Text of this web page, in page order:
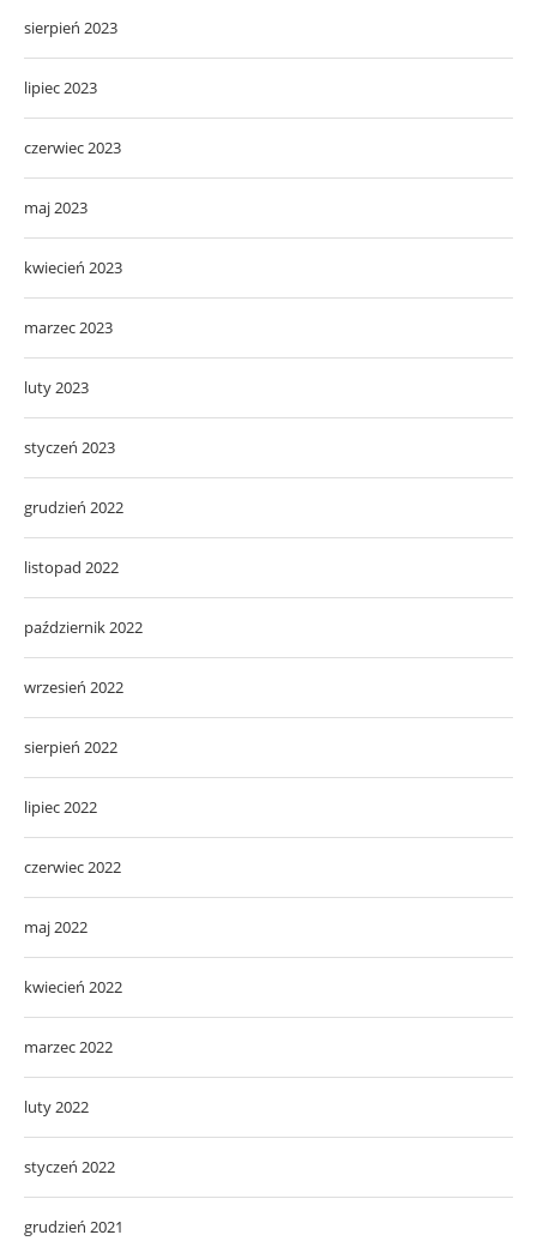
sierpień 2023
lipiec 2023
czerwiec 2023
maj 2023
kwiecień 2023
marzec 2023
luty 2023
styczeń 2023
grudzień 2022
listopad 2022
październik 2022
wrzesień 2022
sierpień 2022
lipiec 2022
czerwiec 2022
maj 2022
kwiecień 2022
marzec 2022
luty 2022
styczeń 2022
grudzień 2021